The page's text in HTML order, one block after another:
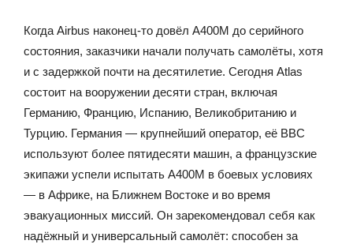
Когда Airbus наконец-то довёл A400M до серийного
состояния, заказчики начали получать самолёты, хотя
и с задержкой почти на десятилетие. Сегодня Atlas
состоит на вооружении десяти стран, включая
Германию, Францию, Испанию, Великобританию и
Турцию. Германия — крупнейший оператор, её ВВС
используют более пятидесяти машин, а французские
экипажи успели испытать A400M в боевых условиях
— в Африке, на Ближнем Востоке и во время
эвакуационных миссий. Он зарекомендовал себя как
надёжный и универсальный самолёт: способен за